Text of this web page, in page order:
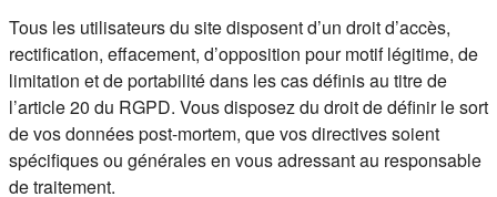
Tous les utilisateurs du site disposent d’un droit d’accès,
rectification, effacement, d’opposition pour motif légitime, de
limitation et de portabilité dans les cas définis au titre de
l’article 20 du RGPD. Vous disposez du droit de définir le sort
de vos données post-mortem, que vos directives soient
spécifiques ou générales en vous adressant au responsable
de traitement.